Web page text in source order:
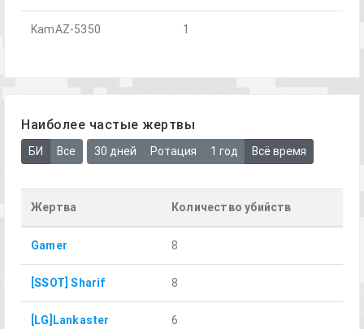
KamAZ-5350 1
Наиболее частые жертвы
БИ Все 30 дней Ротация 1 год Всё время
Жертва Количество убийств
Gamer 8
[SSOT] Sharif 8
[LG]Lankaster 6